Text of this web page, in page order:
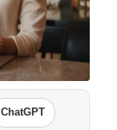
ChatGPT